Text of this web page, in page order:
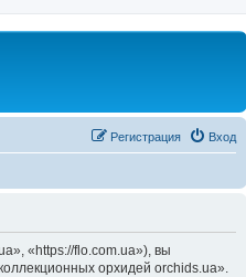
Вход
Регистрация
«https://flo.com.ua»), вы
орхидей orchids.ua».